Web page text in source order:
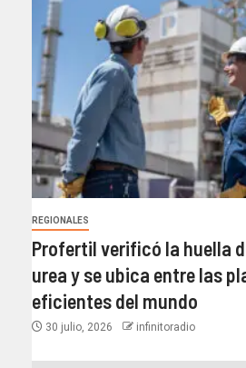
REGIONALES
Profertil verificó la huella
urea y se ubica entre las
eficientes del mundo​
30 julio, 2026 infinitoradio